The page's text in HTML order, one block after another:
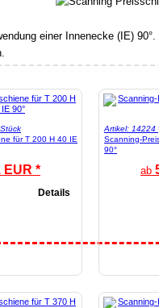
einer Innenecke (IE)
für T 200 H 40 IE
EUR *
Details
Artikel: 14224
Scanning-
90°
ab